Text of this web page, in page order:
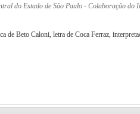
do Estado de São Paulo - Colaboração
de Beto Caloni, letra de Coca Ferraz,